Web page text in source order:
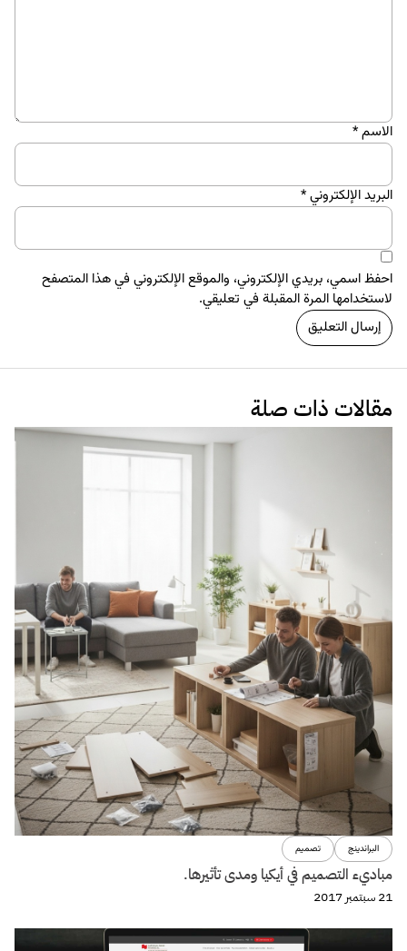
الاسم*
البريد الإلكتروني*
احفظ اسمي، بريدي الإلكتروني، والموقع الإلكتروني في هذا المتصفح
لاستخدامها المرة المقبلة في تعليقي.
مقالات ذات صلة
البراندينج تصميم
مباديء التصميم في أيكيا ومدى تأثيرها.
21 سبتمبر 2017